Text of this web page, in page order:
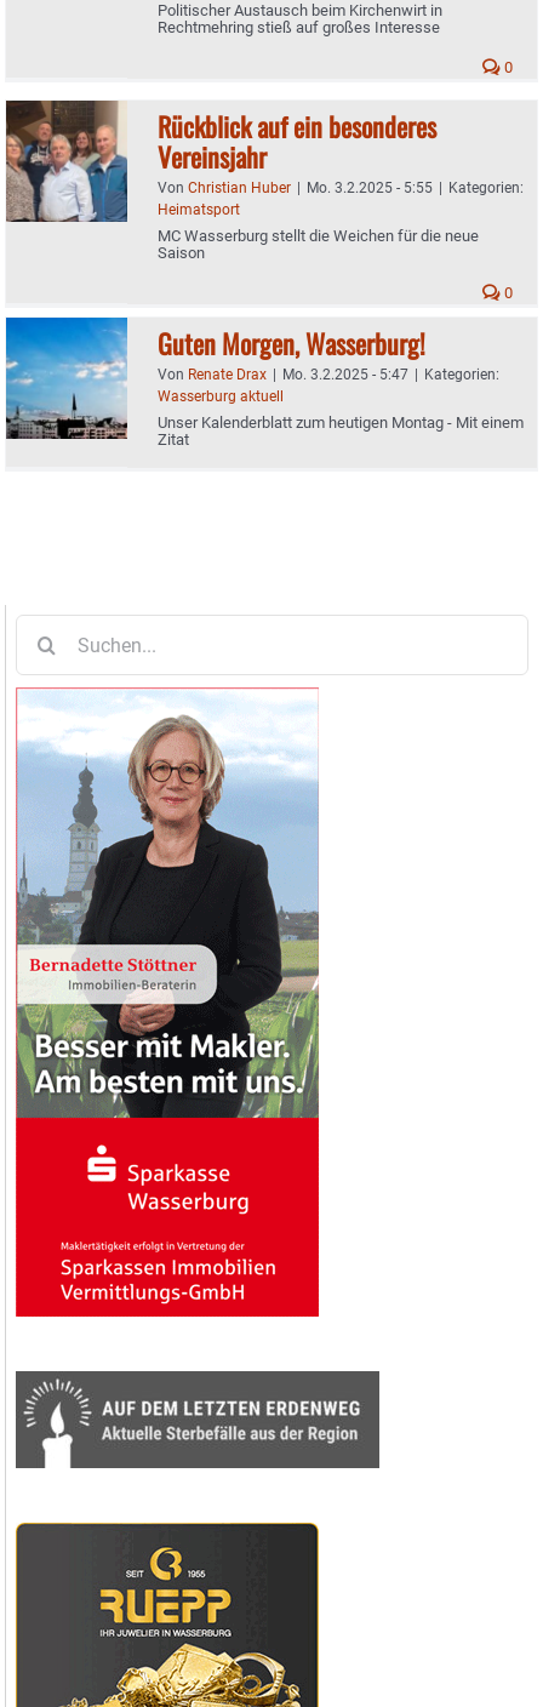
Politischer Austausch beim Kirchenwirt in
Rechtmehring stieß auf großes Interesse
0
Rückblick auf ein besonderes
Vereinsjahr
Von Christian Huber | Mo. 3.2.2025 - 5:55 | Kategorien:
Heimatsport
MC Wasserburg stellt die Weichen für die neue
Saison
0
Guten Morgen, Wasserburg!
Von Renate Drax | Mo. 3.2.2025 - 5:47 | Kategorien:
Wasserburg aktuell
Unser Kalenderblatt zum heutigen Montag - Mit einem
Zitat
nach: